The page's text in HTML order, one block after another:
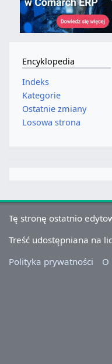
Encyklopedia
Indeks
Kategorie
Ostatnie zmiany
Losowa strona
Tę stronę ostatnio
Treść udostępniana na
Polityka prywatności
O